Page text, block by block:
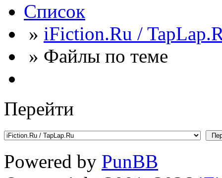
Список
» iFiction.Ru /
» Файлы по теме
Перейти
Powered by PunBB